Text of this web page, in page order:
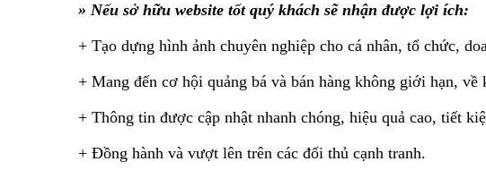
» Nếu sở hữu website tốt quý khách sẽ nhận được lợi ích:
+ Tạo dựng hình ảnh chuyên nghiệp cho cá nhân, tổ chức,
+ Mang đến cơ hội quảng bá và bán hàng không giới hạn,
+ Thông tin được cập nhật nhanh chóng, hiệu quả cao, tiết
+ Đồng hành và vượt lên trên các đối thủ cạnh tranh.